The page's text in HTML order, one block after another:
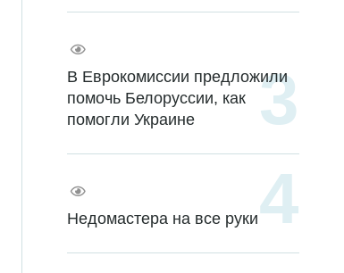
В Еврокомиссии предложили
помочь Белоруссии, как
помогли Украине
Недомастера на все руки